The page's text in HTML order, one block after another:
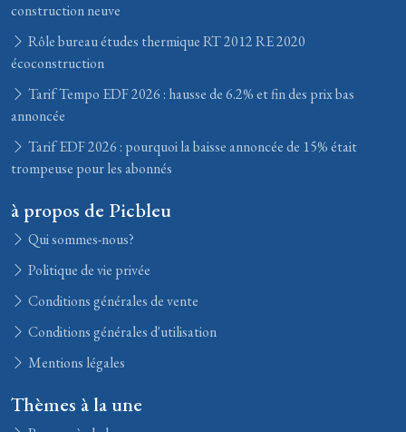
construction neuve
Rôle bureau études thermique RT 2012 RE 2020
écoconstruction
Tarif Tempo EDF 2026 : hausse de 6.2% et fin des prix bas
annoncée
Tarif EDF 2026 : pourquoi la baisse annoncée de 15% était
trompeuse pour les abonnés
à propos de Picbleu
Qui sommes-nous?
Politique de vie privée
Conditions générales de vente
Conditions générales d'utilisation
Mentions légales
Thèmes à la une